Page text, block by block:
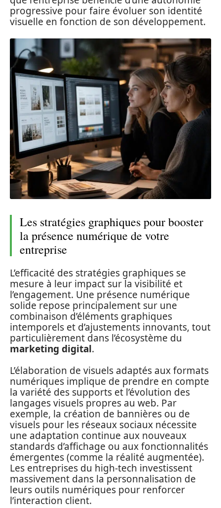
progressive pour faire évoluer son identité
visuelle en fonction de son développement.
Les stratégies graphiques pour booster
la présence numérique de votre
entreprise
L’efficacité des stratégies graphiques se
mesure à leur impact sur la visibilité et
l’engagement. Une présence numérique
solide repose principalement sur une
combinaison d’éléments graphiques
intemporels et d’ajustements innovants, tout
particulièrement dans l’écosystème du
marketing digital.
L’élaboration de visuels adaptés aux formats
numériques implique de prendre en compte
la variété des supports et l’évolution des
langages visuels propres au web. Par
exemple, la création de bannières ou de
visuels pour les réseaux sociaux nécessite
une adaptation continue aux nouveaux
standards d’affichage ou aux fonctionnalités
émergentes (comme la réalité augmentée).
Les entreprises du high-tech investissent
massivement dans la personnalisation de
leurs outils numériques pour renforcer
l’interaction client.